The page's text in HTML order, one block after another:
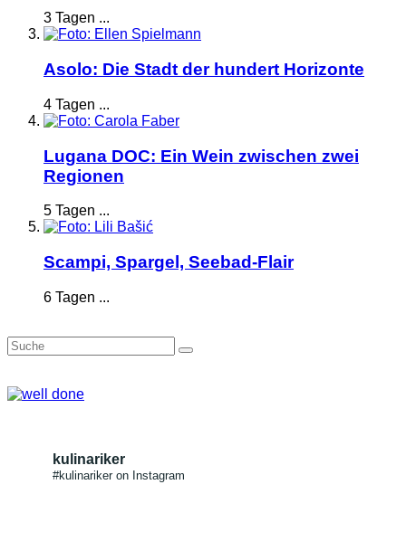
3 Tagen ...
Asolo: Die Stadt der hundert Horizonte
4 Tagen ...
Lugana DOC: Ein Wein zwischen zwei
Regionen
5 Tagen ...
Scampi, Spargel, Seebad-Flair
6 Tagen ...
kulinariker
#kulinariker on Instagram